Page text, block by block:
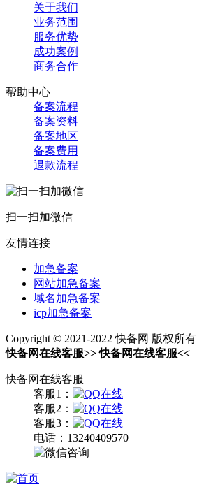
关于我们
业务范围
服务优势
成功案例
商务合作
帮助中心
备案流程
备案资料
备案地区
备案费用
退款流程
扫一扫加微信
友情连接
加急备案
网站加急备案
域名加急备案
icp加急备案
Copyright © 2021-2022 快备网 版权所有
快备网在线客服>> 快备网在线客服<<
快备网在线客服
客服1：
客服2：
客服3：
电话： 13240409570